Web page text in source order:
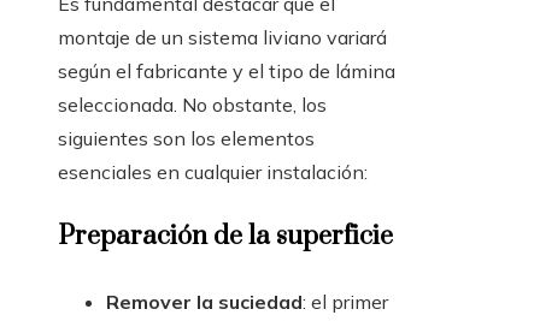
montaje de un sistema liviano variará
según el fabricante y el tipo de lámina
seleccionada. No obstante, los
siguientes son los elementos
esenciales en cualquier instalación:
Preparación de la superficie
Remover la suciedad: el primer